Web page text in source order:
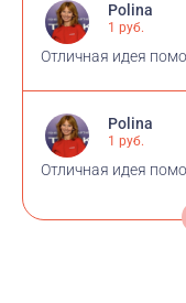
Polina
1 руб.
Отличная идея
Polina
1 руб.
Отличная идея